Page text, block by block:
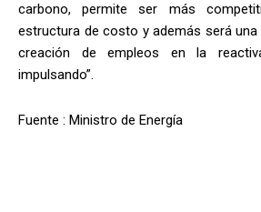
carbono, permite ser más
estructura de costo y además será
creación de empleos en la
impulsando”.
Fuente : Ministro de Energía